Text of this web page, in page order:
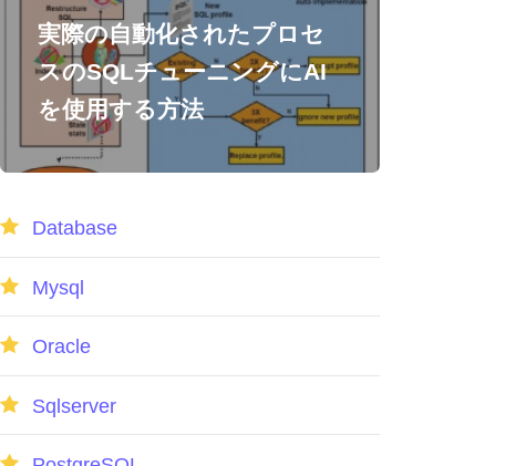
実際の自動化されたプロセ
スのSQLチューニングにAI
を使用する方法
Database
Mysql
Oracle
Sqlserver